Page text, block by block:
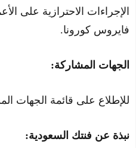
الإجراءات الاحترازية على
فايروس كورونا.
الجهات المشاركة:
للإطلاع على قائمة الجهات
نبذة عن فنتك السعودية: